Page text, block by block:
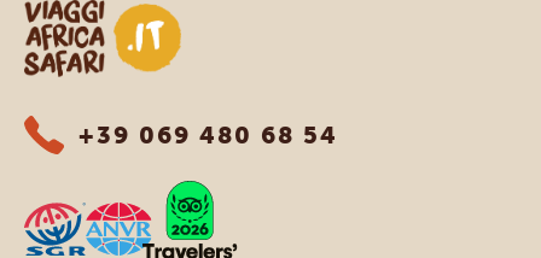
Viaggi Africa Safari
+39 069 480 68 54